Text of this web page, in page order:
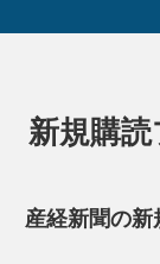
新規購
産経新聞の